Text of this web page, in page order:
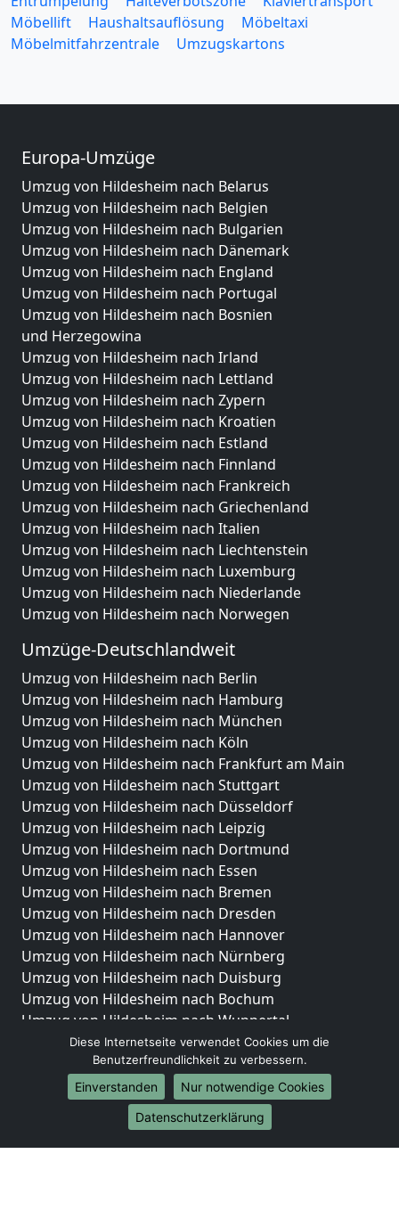
Möbellift
Haushaltsauflösung
Möbeltaxi
Möbelmitfahrzentrale
Umzugskartons
Europa-Umzüge
Umzug von Hildesheim nach Belarus
Umzug von Hildesheim nach Belgien
Umzug von Hildesheim nach Bulgarien
Umzug von Hildesheim nach Dänemark
Umzug von Hildesheim nach England
Umzug von Hildesheim nach Portugal
Umzug von Hildesheim nach Bosnien
und Herzegowina
Umzug von Hildesheim nach Irland
Umzug von Hildesheim nach Lettland
Umzug von Hildesheim nach Zypern
Umzug von Hildesheim nach Kroatien
Umzug von Hildesheim nach Estland
Umzug von Hildesheim nach Finnland
Umzug von Hildesheim nach Frankreich
Umzug von Hildesheim nach Griechenland
Umzug von Hildesheim nach Italien
Umzug von Hildesheim nach Liechtenstein
Umzug von Hildesheim nach Luxemburg
Umzug von Hildesheim nach Niederlande
Umzug von Hildesheim nach Norwegen
Umzüge-Deutschlandweit
Umzug von Hildesheim nach Berlin
Umzug von Hildesheim nach Hamburg
Umzug von Hildesheim nach München
Umzug von Hildesheim nach Köln
Umzug von Hildesheim nach Frankfurt am Main
Umzug von Hildesheim nach Stuttgart
Umzug von Hildesheim nach Düsseldorf
Umzug von Hildesheim nach Leipzig
Umzug von Hildesheim nach Dortmund
Umzug von Hildesheim nach Essen
Umzug von Hildesheim nach Bremen
Umzug von Hildesheim nach Dresden
Umzug von Hildesheim nach Hannover
Umzug von Hildesheim nach Nürnberg
Umzug von Hildesheim nach Duisburg
Umzug von Hildesheim nach Bochum
Umzug von Hildesheim nach Wuppertal
Umzug von Hildesheim nach Bielefeld
Umzug von Hildesheim nach Bonn
Umzug von Hildesheim nach Münster
Internationale-Umzüge
Umzug von Hildesheim nach Brasilien
Diese Internetseite verwendet Cookies um die
Benutzerfreundlichkeit zu verbessern.
Einverstanden
Nur notwendige Cookies
Datenschutzerklärung